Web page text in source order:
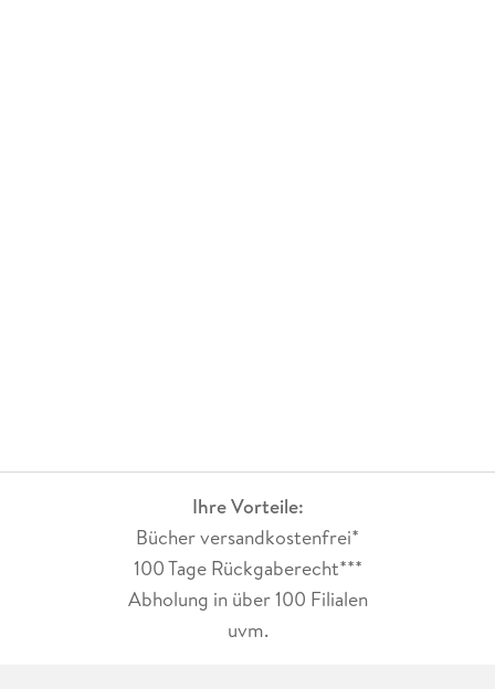
Ihre Vorteile:
Bücher versandkostenfrei*
100 Tage Rückgaberecht***
Abholung in über 100 Filialen
uvm.